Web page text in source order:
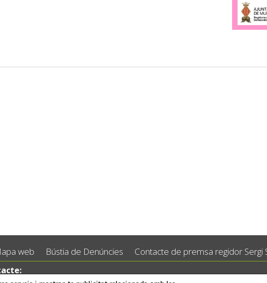
web Bústia de Denúncies Contacte de premsa regidor Sergi